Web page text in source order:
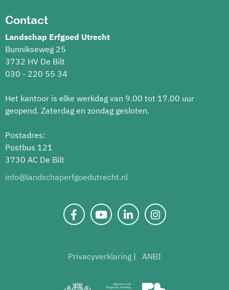
Contact
Landschap Erfgoed Utrecht
Bunnikseweg 25
3732 HV De Bilt
030 - 220 55 34
Het kantoor is elke werkdag van 9.00 tot 17.00 uur
geopend. Zaterdag en zondag gesloten.
Postadres:
Postbus 121
3730 AC De Bilt
info@landschaperfgoedutrecht.nl
Privacyverklaring ANBI